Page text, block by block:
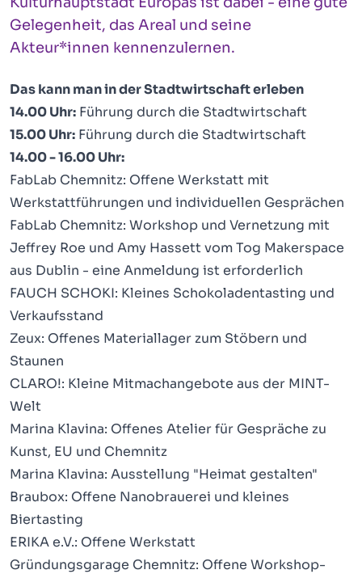
Gelegenheit, das Areal und seine
Akteur*innen kennenzulernen.
Das kann man in der Stadtwirtschaft erleben
14.00 Uhr: Führung durch die Stadtwirtschaft
15.00 Uhr: Führung durch die Stadtwirtschaft
14.00 - 16.00 Uhr:
FabLab Chemnitz: Offene Werkstatt mit
Werkstattführungen und individuellen Gesprächen
FabLab Chemnitz: Workshop und Vernetzung mit
Jeffrey Roe und Amy Hassett vom Tog Makerspace
aus Dublin - eine Anmeldung ist erforderlich
FAUCH SCHOKI: Kleines Schokoladentasting und
Verkaufsstand
Zeux: Offenes Materiallager zum Stöbern und
Staunen
CLARO!: Kleine Mitmachangebote aus der MINT-
Welt
Marina Klavina: Offenes Atelier für Gespräche zu
Kunst, EU und Chemnitz
Marina Klavina: Ausstellung "Heimat gestalten"
Braubox: Offene Nanobrauerei und kleines
Biertasting
ERIKA e.V.: Offene Werkstatt
Gründungsgarage Chemnitz: Offene Workshop-